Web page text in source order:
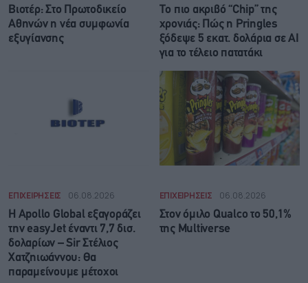
Βιοτέρ: Στο Πρωτοδικείο
Αθηνών η νέα συμφωνία
εξυγίανσης
Το πιο ακριβό “Chip” της
χρονιάς: Πώς η Pringles
ξόδεψε 5 εκατ. δολάρια σε AI
για το τέλειο πατατάκι
ΕΠΙΧΕΙΡΗΣΕΙΣ 06.08.2026
Η Apollo Global εξαγοράζει
την easyJet έναντι 7,7 δισ.
δολαρίων – Sir Στέλιος
Χατζηιωάννου: Θα
παραμείνουμε μέτοχοι
ΕΠΙΧΕΙΡΗΣΕΙΣ 06.08.2026
Στον όμιλο Qualco το 50,1%
της Multiverse